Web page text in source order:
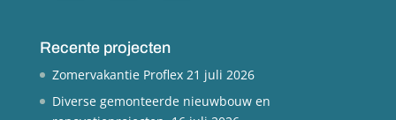
Recente projecten
Zomervakantie Proflex 21 juli 2026
Diverse gemonteerde nieuwbouw en